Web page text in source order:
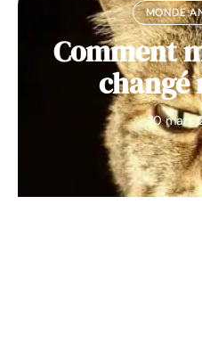
MONDE
Comment
changé
10 mars